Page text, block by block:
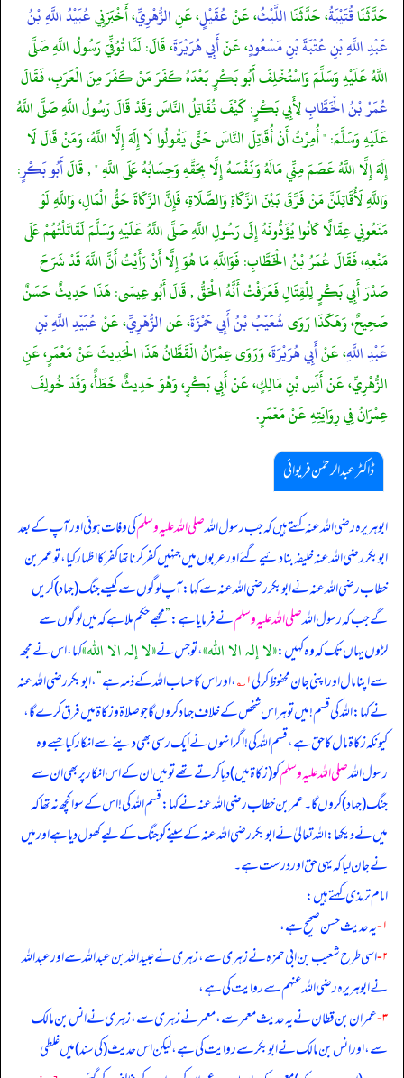
حَدَّثَنَاقُتَيْبَةُ، حَدَّثَنَااللَّيْثُ، عَنْعُقَيْلٍ، عَنِالزُّهْرِيِّ، أَخْبَرَنِيعُبَيْدُ اللَّهِ بْنُ
عَبْدِ اللَّهِ بْنِ عُتْبَةَ بْنِ مَسْعُودٍ، عَنْأَبِي هُرَيْرَةَ، قَالَ: لَمَّا تُوُفِّيَ رَسُولُ اللَّهِ صَلَّى
اللَّهُ عَلَيْهِ وَسَلَّمَ وَاسْتُخْلِفَ أَبُو بَكْرٍ بَعْدَهُ كَفَرَ مَنْ كَفَرَ مِنَ الْعَرَبِ، فَقَالَ
عُمَرُ بْنُ الْخَطَّابِلِأَبِي بَكْرٍ: كَيْفَ تُقَاتِلُ النَّاسَ وَقَدْ قَالَ رَسُولُ اللَّهِ صَلَّى اللَّهُ
عَلَيْهِ وَسَلَّمَ: " أُمِرْتُ أَنْ أُقَاتِلَ النَّاسَ حَتَّى يَقُولُوا لَا إِلَهَ إِلَّا اللَّهُ، وَمَنْ قَالَ لَا
إِلَهَ إِلَّا اللَّهُ عَصَمَ مِنِّي مَالَهُ وَنَفْسَهُ إِلَّا بِحَقِّهِ وَحِسَابُهُ عَلَى اللَّهِ " , قَالَأَبُو بَكْرٍ:
وَاللَّهِ لَأُقَاتِلَنَّ مَنْ فَرَّقَ بَيْنَ الزَّكَاةِ وَالصَّلَاةِ، فَإِنَّ الزَّكَاةَ حَقُّ الْمَالِ، وَاللَّهِ لَوْ
مَنَعُونِي عِقَالًا كَانُوا يُؤَدُّونَهُ إِلَى رَسُولِ اللَّهِ صَلَّى اللَّهُ عَلَيْهِ وَسَلَّمَ لَقَاتَلْتُهُمْ عَلَى
مَنْعِهِ، فَقَالَ عُمَرُ بْنُ الْخَطَّابِ: فَوَاللَّهِ مَا هُوَ إِلَّا أَنْ رَأَيْتُ أَنَّ اللَّهَ قَدْ شَرَحَ
صَدْرَ أَبِي بَكْرٍ لِلْقِتَالِ فَعَرَفْتُ أَنَّهُ الْحَقُّ , قَالَ أَبُو عِيسَى: هَذَا حَدِيثٌ حَسَنٌ
صَحِيحٌ، وَهَكَذَا رَوَىشُعَيْبُ بْنُ أَبِي حَمْزَةَ، عَنالزُّهْرِيِّ، عَنْعُبَيْدِ اللَّهِ بْنِ
عَبْدِ اللَّهِ، عَنْأَبِي هُرَيْرَةَ، وَرَوَى عِمْرَانُ الْقَطَّانُ هَذَا الْحَدِيثَ عَنْ مَعْمَرٍ، عَنِ
الزُّهْرِيِّ، عَنْ أَنَسِ بْنِ مَالِكٍ، عَنْ أَبِي بَكْرٍ، وَهُوَ حَدِيثٌ خَطَأٌ، وَقَدْ خُولِفَ
عِمْرَانُ فِي رِوَايَتِهِ عَنْ مَعْمَرٍ.
ڈاکٹر عبدالرحمٰن فریوائی
ابوہریرہ رضی الله عنہ کہتے ہیں کہجب رسول اللہصلی اللہ علیہ وسلمکی وفات ہوئی اور آپ کے بعد
ابوبکر رضی الله عنہ خلیفہ بنا دئیے گئے اور عربوں میں جنہیں کفر کرنا تھا کفر کا اظہار کیا، تو عمر بن
خطاب رضی الله عنہ نے ابوبکر رضی الله عنہ سے کہا: آپ لوگوں سے کیسے جنگ (جہاد) کریں
گے جب کہ رسول اللہصلی اللہ علیہ وسلمنے فرمایا ہے:”مجھے حکم ملا ہے کہ میں لوگوں سے
لڑوں یہاں تک کہ وہ کہیں:«لا إلہ الا اللہ»، تو جس نے«لا إلہ الا اللہ»کہا، اس نے مجھ
سے اپنا مال اور اپنی جان محفوظ کر لی۱؎ ، اور اس کا حساب اللہ کے ذمہ ہے“، ابوبکر رضی الله عنہ
نے کہا: اللہ کی قسم! میں تو ہر اس شخص کے خلاف جہاد کروں گا جو صلاۃ و زکاۃ میں فرق کرے گا،
کیونکہ زکاۃ مال کا حق ہے، قسم اللہ کی! اگر انہوں نے ایک رسی بھی دینے سے انکار کیا جسے وہ
رسول اللہصلی اللہ علیہ وسلمکو (زکاۃ میں) دیا کرتے تھے تو میں ان کے اس انکار پر بھی ان سے
جنگ (جہاد) کروں گا۔ عمر بن خطاب رضی الله عنہ نے کہا: قسم اللہ کی! اس کے سوا کچھ نہ تھا کہ
میں نے دیکھا: اللہ تعالیٰ نے ابوبکر رضی الله عنہ کے سینے کو جنگ کے لیے کھول دیا ہے اور میں
نے جان لیا کہ یہی حق اور درست ہے۔
امام ترمذی کہتے ہیں:
۱- یہ حدیث حسن صحیح ہے،
۲- اسی طرح شعیب بن ابی حمزہ نے زہری سے، زہری نے عبیداللہ بن عبداللہ سے اور عبداللہ
نے ابوہریرہ رضی الله عنہم سے روایت کی ہے،
۳- عمران بن قطان نے یہ حدیث معمر سے، معمر نے زہری سے، زہری نے انس بن مالک
سے، اور انس بن مالک نے ابوبکر سے روایت کی ہے، لیکن اس حدیث (کی سند) میں غلطی